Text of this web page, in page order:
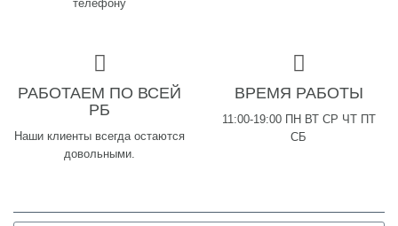
телефону
РАБОТАЕМ ПО ВСЕЙ
РБ
Наши клиенты всегда остаются
довольными.
ВРЕМЯ РАБОТЫ
11:00-19:00 ПН ВТ СР ЧТ ПТ
СБ